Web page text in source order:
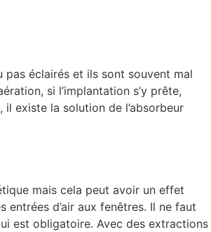
pas éclairés et ils sont souvent mal
si l’implantation s’y prête,
existe la solution de l’absorbeur
mais cela peut avoir un effet
entrées d’air aux fenêtres. Il ne faut
est obligatoire. Avec des extractions